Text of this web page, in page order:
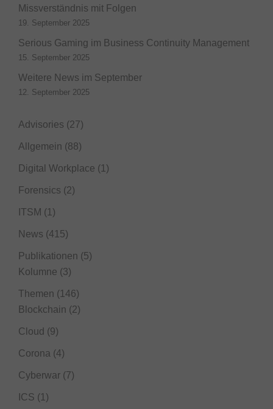
Missverständnis mit Folgen
19. September 2025
Serious Gaming im Business Continuity Management
15. September 2025
Weitere News im September
12. September 2025
Advisories (27)
Allgemein (88)
Digital Workplace (1)
Forensics (2)
ITSM (1)
News (415)
Publikationen (5)
Kolumne (3)
Themen (146)
Blockchain (2)
Cloud (9)
Corona (4)
Cyberwar (7)
ICS (1)